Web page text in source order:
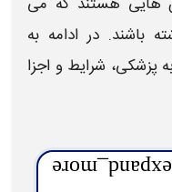
باشند. در ادامه به
پزشکی، شرایطو اجزا
expand_more